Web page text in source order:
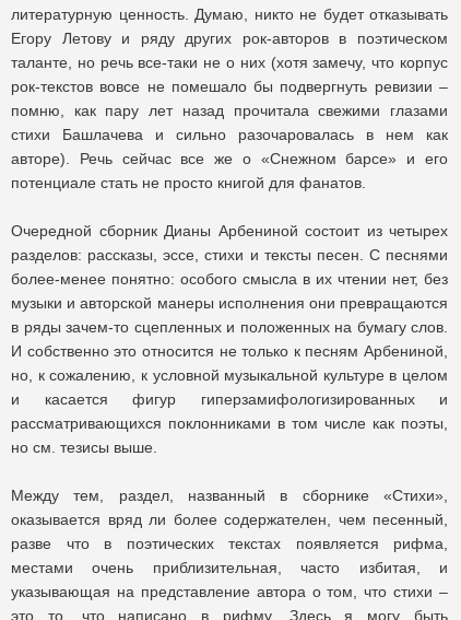
литературную ценность. Думаю, никто не будет отказывать
Егору Летову и ряду других рок-авторов в поэтическом
таланте, но речь все-таки не о них (хотя замечу, что корпус
рок-текстов вовсе не помешало бы подвергнуть ревизии ‒
помню, как пару лет назад прочитала свежими глазами
стихи Башлачева и сильно разочаровалась в нем как
авторе). Речь сейчас все же о «Снежном барсе» и его
потенциале стать не просто книгой для фанатов.
Очередной сборник Дианы Арбениной состоит из четырех
разделов: рассказы, эссе, стихи и тексты песен. С песнями
более-менее понятно: особого смысла в их чтении нет, без
музыки и авторской манеры исполнения они превращаются
в ряды зачем-то сцепленных и положенных на бумагу слов.
И собственно это относится не только к песням Арбениной,
но, к сожалению, к условной музыкальной культуре в целом
и касается фигур гиперзамифологизированных и
рассматривающихся поклонниками в том числе как поэты,
но см. тезисы выше.
Между тем, раздел, названный в сборнике «Стихи»,
оказывается вряд ли более содержателен, чем песенный,
разве что в поэтических текстах появляется рифма,
местами очень приблизительная, часто избитая, и
указывающая на представление автора о том, что стихи ‒
это то, что написано в рифму. Здесь я могу быть